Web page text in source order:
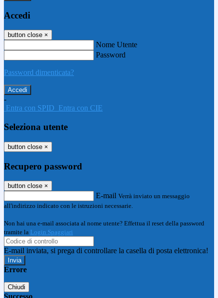
Accedi
button close ×
Nome Utente
Password
Password dimenticata?
-
Entra con SPID Entra con CIE
Seleziona utente
button close ×
Recupero password
button close ×
E-mail Verrà inviato un messaggio
all'indirizzo indicato con le istruzioni necessarie.
Non hai una e-mail associata al nome utente? Effettua il reset della password
tramite la Login Spaggiari
E-mail inviata, si prega di controllare la casella di posta elettronica!
Errore
Chiudi